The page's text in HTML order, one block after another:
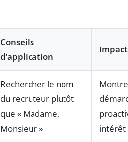
Conseils
d’application
Rechercher le nom
du recruteur plutôt
que « Madame,
Monsieur »
intérêt